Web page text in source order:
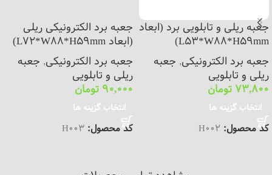
جعبه ریلی و تابلویی برد (ابعاد
L53*W88*H59mm)
جعبه برد الکترونیکی, جعبه
ریلی و تابلویی
73,800 تومان
انتخاب گزینه ها
کد محصول: H002
جعبه برد الکترونیکی ریلی
(ابعاد L72*W88*H59mm)
جعبه برد الکترونیکی, جعبه
ریلی و تابلویی
90,000 تومان
انتخاب گزینه ها
کد محصول: H003